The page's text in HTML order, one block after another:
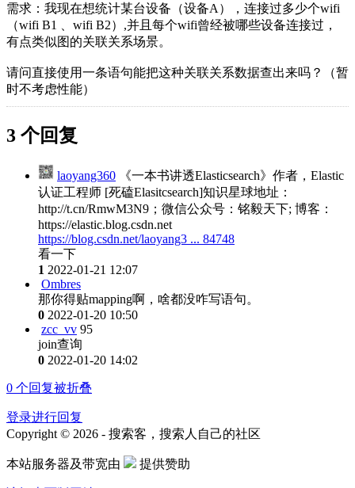
需求：我现在想统计某台设备（设备A），连接过多少个wifi
（wifi B1 、wifi B2）,并且每个wifi曾经被哪些设备连接过，
有点类似图的关联关系场景。
请问直接使用一条语句能把这种关联关系数据查出来吗？（暂
时不考虑性能）
3 个回复
laoyang360
《一本书讲透Elasticsearch》作者，Elastic
认证工程师 [死磕Elasitcsearch]知识星球地址：
http://t.cn/RmwM3N9；微信公众号：铭毅天下; 博客：
https://elastic.blog.csdn.net
https://blog.csdn.net/laoyang3 ... 84748
看一下
1 2022-01-21 12:07
Ombres
那你得贴mapping啊，啥都没咋写语句。
0 2022-01-20 10:50
zcc_vv 95
join查询
0 2022-01-20 14:02
0 个回复被折叠
登录进行回复
Copyright © 2026 - 搜索客，搜索人自己的社区
本站服务器及带宽由 提供赞助